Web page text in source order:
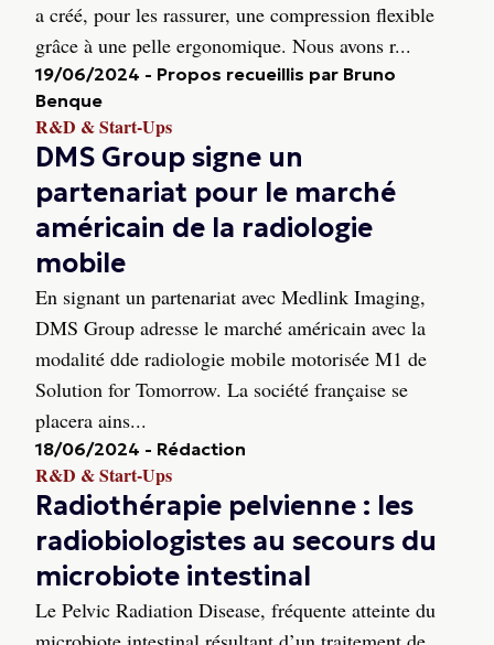
a créé, pour les rassurer, une compression flexible
grâce à une pelle ergonomique. Nous avons r...
19/06/2024 - Propos recueillis par Bruno
Benque
R&D & Start-Ups
DMS Group signe un
partenariat pour le marché
américain de la radiologie
mobile
En signant un partenariat avec Medlink Imaging,
DMS Group adresse le marché américain avec la
modalité dde radiologie mobile motorisée M1 de
Solution for Tomorrow. La société française se
placera ains...
18/06/2024 - Rédaction
R&D & Start-Ups
Radiothérapie pelvienne : les
radiobiologistes au secours du
microbiote intestinal
Le Pelvic Radiation Disease, fréquente atteinte du